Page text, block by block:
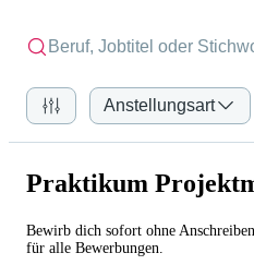
Anstellungsart
Praktikum
Bewirb dich sofort ohne
für alle Bewerbungen.